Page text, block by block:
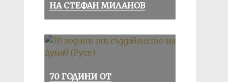
НА СТЕФАН МИЛАНОВ
70 ГОДИНИ ОТ